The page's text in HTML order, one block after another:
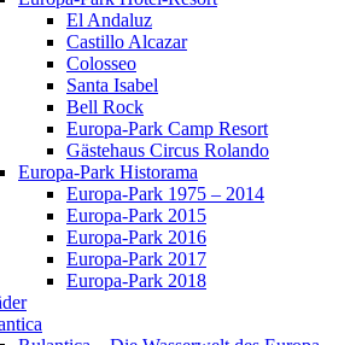
El Andaluz
Castillo Alcazar
Colosseo
Santa Isabel
Bell Rock
Europa-Park Camp Resort
Gästehaus Circus Rolando
Europa-Park Historama
Europa-Park 1975 – 2014
Europa-Park 2015
Europa-Park 2016
Europa-Park 2017
Europa-Park 2018